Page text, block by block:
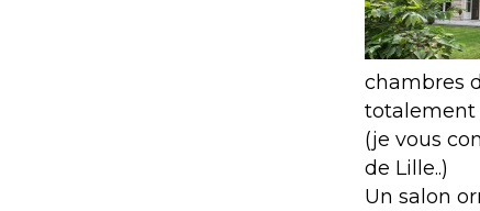
chambres
totalement
(je vous
de Lille..)
Un salon